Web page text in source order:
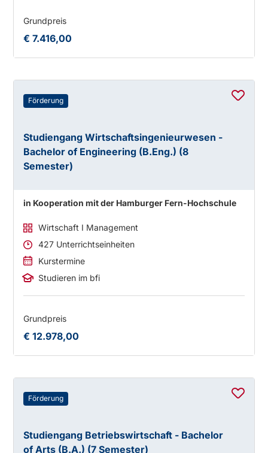
Grundpreis
€ 7.416,00
Förderung
Studiengang Wirtschaftsingenieurwesen -
Bachelor of Engineering (B.Eng.) (8
Semester)
in Kooperation mit der Hamburger Fern-Hochschule
Wirtschaft I Management
427 Unterrichtseinheiten
Kurstermine
Studieren im bfi
Grundpreis
€ 12.978,00
Förderung
Studiengang Betriebswirtschaft - Bachelor
of Arts (B.A.) (7 Semester)